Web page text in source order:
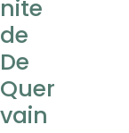
nite
de
De
Quer
vain